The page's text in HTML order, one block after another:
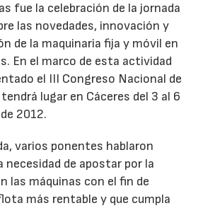
fue la celebración de la jornada
las novedades, innovación y
de la maquinaria fija y móvil en
En el marco de esta actividad
el III Congreso Nacional de
lugar en Cáceres del 3 al 6
2012.
varios ponentes hablaron
necesidad de apostar por la
las máquinas con el fin de
más rentable y que cumpla